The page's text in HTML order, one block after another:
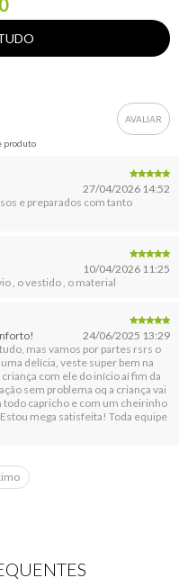
produto
27/04/2026 14:52
e preparados com tanto
10/04/2026 11:25
, o vestido , o material
24/06/2025 13:29
mas vamos por partes rsrs o
delícia, veste super bem na
com ele do início aí fim da
sem problema oq a criança vai
capricho e com um cheirinho
mega satisfeita! Toda equipe